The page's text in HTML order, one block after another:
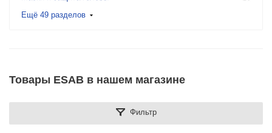
Ещё 49 разделов
Товары ESAB в нашем магазине
Фильтр